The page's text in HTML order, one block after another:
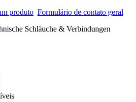
produto Formulário de contato geral